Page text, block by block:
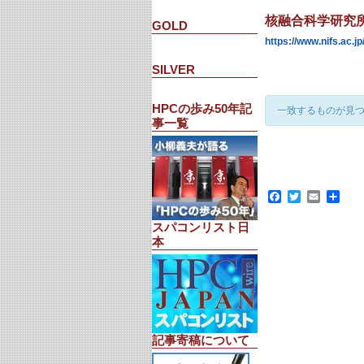
GOLD
SILVER
HPCの歩み50年記
事一覧
スパコンリスト日
本
記事寄稿について
核融合科学研究
https://www.nifs.ac.jp/
一致するものが見
Facebook
TwitterEmail
共